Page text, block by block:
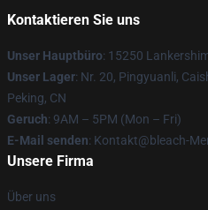
Kontaktieren Sie uns
Unser Hauptbüro: 15250
Unser Lager: Nr. 20, Pingyuanli,
Peking, CN
Geruch: 9AM – 5PM (Mon – Fri)
E-Mail senden: Kontakt@bleach-
Unsere Firma
Über uns